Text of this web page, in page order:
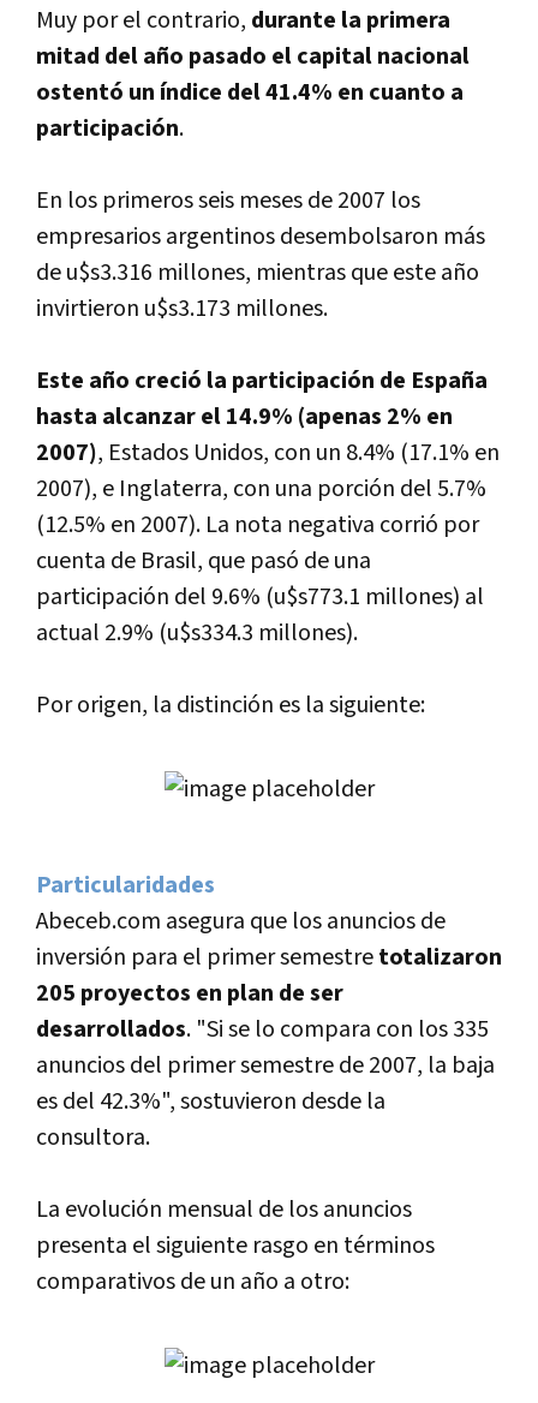
Muy por el contrario, durante la primera
mitad del año pasado el capital nacional
ostentó un í­ndice del 41.4% en cuanto a
participación.
En los primeros seis meses de 2007 los
empresarios argentinos desembolsaron más
de u$s3.316 millones, mientras que este año
invirtieron u$s3.173 millones.
Este año creció la participación de España
hasta alcanzar el 14.9% (apenas 2% en
2007), Estados Unidos, con un 8.4% (17.1% en
2007), e Inglaterra, con una porción del 5.7%
(12.5% en 2007). La nota negativa corrió por
cuenta de Brasil, que pasó de una
participación del 9.6% (u$s773.1 millones) al
actual 2.9% (u$s334.3 millones).
Por origen, la distinción es la siguiente:
Particularidades
Abeceb.com asegura que los anuncios de
inversión para el primer semestretotalizaron
205 proyectos en plan de ser
desarrollados. "Si se lo compara con los 335
anuncios del primer semestre de 2007, la baja
es del 42.3%", sostuvieron desde la
consultora.
La evolución mensual de los anuncios
presenta el siguiente rasgo en términos
comparativos de un año a otro: